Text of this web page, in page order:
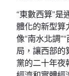
“東數西算”是
體化的新型算
像“南水北調
局，讓西部的
黨的二十年夜